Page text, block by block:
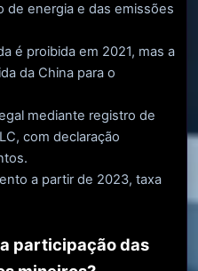
de energia e das emissões
é proibida em 2021, mas a
da China para o
mediante registro de
com declaração
a partir de 2023, taxa
participação das